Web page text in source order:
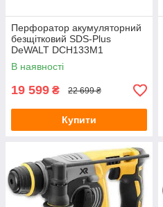
Перфоратор акумуляторний
безщітковий SDS-Plus
DeWALT DCH133M1
В наявності
19 599 ₴ 22 699 ₴
Купити